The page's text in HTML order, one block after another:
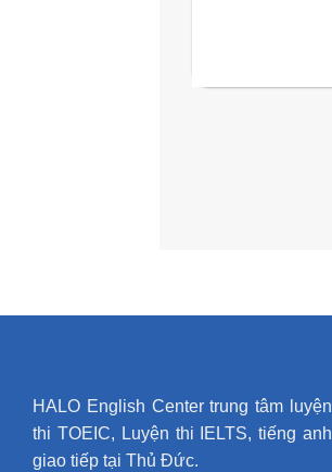
HALO English Center trung tâm luyện
thi TOEIC, Luyện thi IELTS, tiếng anh
giao tiếp tại Thủ Đức.